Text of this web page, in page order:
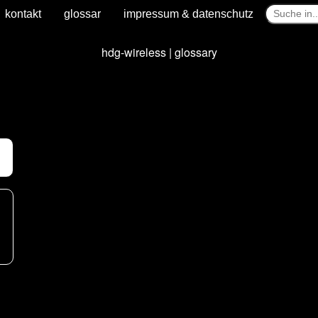
kontakt glossar impressum & datenschutz
hdg-wireless | glossary